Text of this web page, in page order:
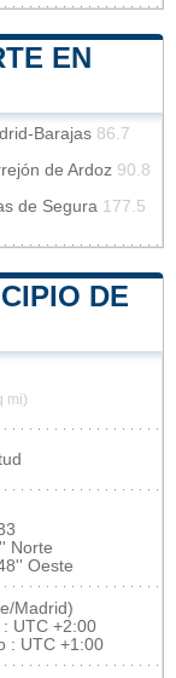
EN
Barajas 86.7
de Ardoz 90.8
de Segura 177.5
DE
mi)
Norte
Oeste
Madrid)
UTC +2:00
: UTC +1:00